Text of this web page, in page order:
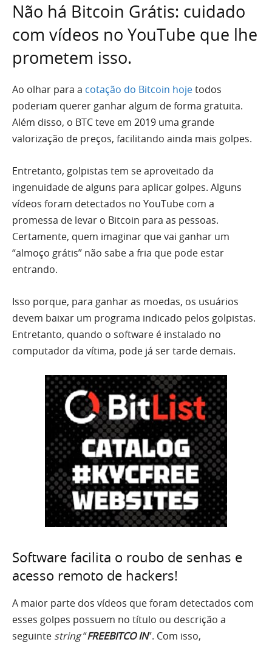
Não há Bitcoin Grátis: cuidado
com vídeos no YouTube que lhe
prometem isso.
Ao olhar para a cotação do Bitcoin hojetodos
poderiam querer ganhar algum de forma gratuita.
Além disso, o BTC teve em 2019 uma grande
valorização de preços, facilitando ainda mais golpes.
Entretanto, golpistas tem se aproveitado da
ingenuidade de alguns para aplicar golpes. Alguns
vídeos foram detectados no YouTube com a
promessa de levar o Bitcoin para as pessoas.
Certamente, quem imaginar que vai ganhar um
“almoço grátis” não sabe a fria que pode estar
entrando.
Isso porque, para ganhar as moedas, os usuários
devem baixar um programa indicado pelos golpistas.
Entretanto, quando o software é instalado no
computador da vítima, pode já ser tarde demais.
Software facilita o roubo de senhas e
acesso remoto de hackers!
A maior parte dos vídeos que foram detectados com
esses golpes possuem no título ou descrição a
seguinte string“FREEBITCO IN”. Com isso,